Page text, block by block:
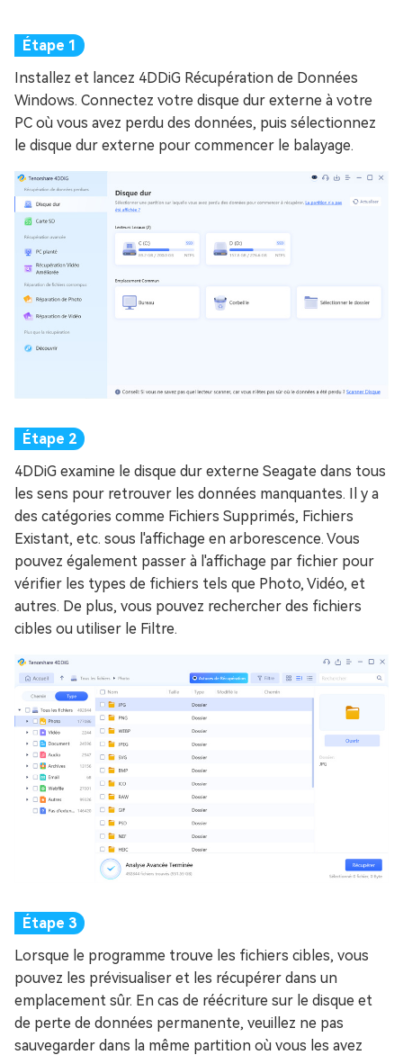
Installez et lancez 4DDiG Récupération de Données
Windows. Connectez votre disque dur externe à votre
PC où vous avez perdu des données, puis sélectionnez
le disque dur externe pour commencer le balayage.
4DDiG examine le disque dur externe Seagate dans tous
les sens pour retrouver les données manquantes. Il y a
des catégories comme Fichiers Supprimés, Fichiers
Existant, etc. sous l'affichage en arborescence. Vous
pouvez également passer à l'affichage par fichier pour
vérifier les types de fichiers tels que Photo, Vidéo, et
autres. De plus, vous pouvez rechercher des fichiers
cibles ou utiliser le Filtre.
Lorsque le programme trouve les fichiers cibles, vous
pouvez les prévisualiser et les récupérer dans un
emplacement sûr. En cas de réécriture sur le disque et
de perte de données permanente, veuillez ne pas
sauvegarder dans la même partition où vous les avez